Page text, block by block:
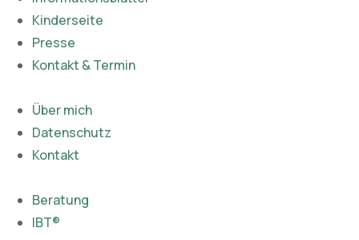
Kinderseite
Presse
Kontakt & Termin
Über mich
Datenschutz
Kontakt
Beratung
IBT®